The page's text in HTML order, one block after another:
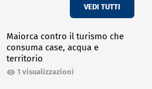
VEDI TUTTI
Maiorca contro il turismo che
consuma case, acqua e
territorio
1 visualizzazioni